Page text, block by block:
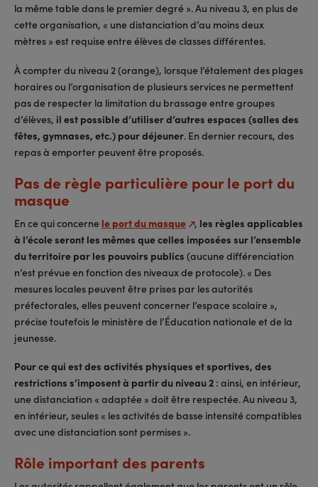
la même table dans le premier degré ». Au niveau 3, en plus de
cette organisation, « une distanciation d’au moins deux
mètres » est requise entre élèves de classes différentes.
À compter du niveau 2 (orange), lorsque l’étalement des plages
horaires ou l’organisation de plusieurs services ne permettent
pas de respecter la limitation du brassage entre groupes
d’élèves, il est possible d’utiliser d’autres espaces (salles des
fêtes, gymnases, etc.) pour déjeuner. En dernier recours, des
repas à emporter peuvent être proposés.
Pas de règle particulière pour le port du
masque
En ce qui concerne le port du masque , les règles applicables
à l’école seront les mêmes que celles imposées sur l’ensemble
du territoire par les pouvoirs publics (aucune différenciation
n’est prévue en fonction des niveaux de protocole). « Des
mesures locales peuvent être prises par les autorités
préfectorales, elles peuvent concerner l’espace scolaire »,
précise toutefois le ministère de l’Éducation nationale et de la
jeunesse.
Pour ce qui est des activités physiques et sportives, des
restrictions s’imposent à partir du niveau 2 : ainsi, en intérieur,
une distanciation « adaptée » doit être respectée. Au niveau 3,
en intérieur, seules « les activités de basse intensité compatibles
avec une distanciation sont permises ».
Rôle important des parents